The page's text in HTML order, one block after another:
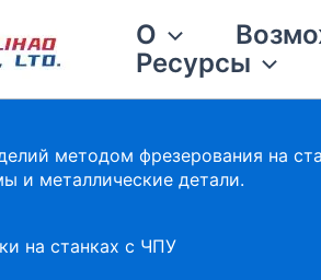
О
Ресурсы
методом фрезерования на
и металлические детали.
на станках с ЧПУ